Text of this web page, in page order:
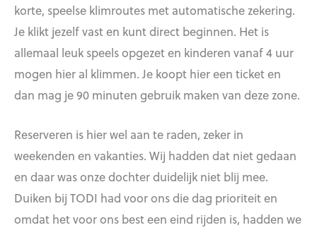
korte, speelse klimroutes met automatische zekering.
Je klikt jezelf vast en kunt direct beginnen. Het is
allemaal leuk speels opgezet en kinderen vanaf 4 uur
mogen hier al klimmen. Je koopt hier een ticket en
dan mag je 90 minuten gebruik maken van deze zone.
Reserveren is hier wel aan te raden, zeker in
weekenden en vakanties. Wij hadden dat niet gedaan
en daar was onze dochter duidelijk niet blij mee.
Duiken bij TODI had voor ons die dag prioriteit en
omdat het voor ons best een eind rijden is, hadden we